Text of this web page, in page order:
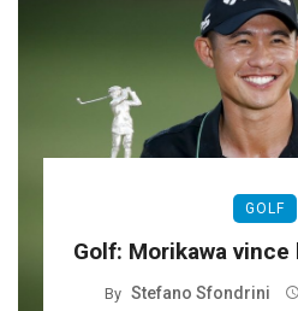
GOLF
Golf: Morikawa vince
By Stefano Sfondrini